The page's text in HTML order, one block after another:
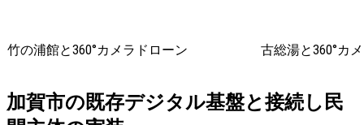
竹の浦館と360°カメラドローン 古総湯と360°カ
加賀市の既存デジタル基盤と接続し民